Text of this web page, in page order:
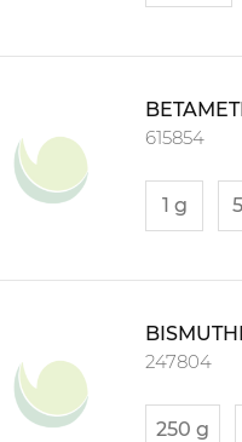
615854
1 g
247804
250 g